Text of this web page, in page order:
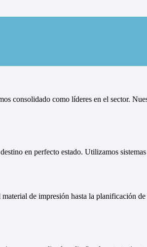
consolidado como líderes en el sector.
en perfecto estado. Utilizamos
de impresión hasta la planificación